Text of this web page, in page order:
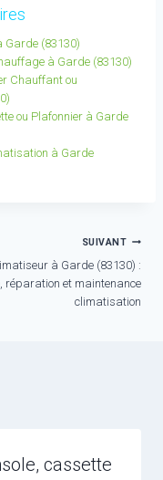
Garde (83130)
à Garde (83130)
Chauffant ou
ou Plafonnier à Garde
à Garde
SUIVANT
à Garde (83130) :
réparation et maintenance
climatisation
cassette